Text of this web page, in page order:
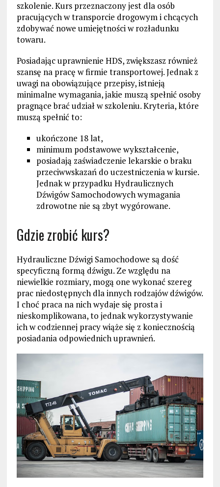
szkolenie. Kurs przeznaczony jest dla osób
pracujących w transporcie drogowym i chcących
zdobywać nowe umiejętności w rozładunku
towaru.
Posiadając uprawnienie HDS, zwiększasz również
szansę na pracę w firmie transportowej. Jednak z
uwagi na obowiązujące przepisy, istnieją
minimalne wymagania, jakie muszą spełnić osoby
pragnące brać udział w szkoleniu. Kryteria, które
muszą spełnić to:
ukończone 18 lat,
minimum podstawowe wykształcenie,
posiadają zaświadczenie lekarskie o braku
przeciwwskazań do uczestniczenia w kursie.
Jednak w przypadku Hydraulicznych
Dźwigów Samochodowych wymagania
zdrowotne nie są zbyt wygórowane.
Gdzie zrobić kurs?
Hydrauliczne Dźwigi Samochodowe są dość
specyficzną formą dźwigu. Ze względu na
niewielkie rozmiary, mogą one wykonać szereg
prac niedostępnych dla innych rodzajów dźwigów.
I choć praca na nich wydaje się prosta i
nieskomplikowana, to jednak wykorzystywanie
ich w codziennej pracy wiąże się z koniecznością
posiadania odpowiednich uprawnień.